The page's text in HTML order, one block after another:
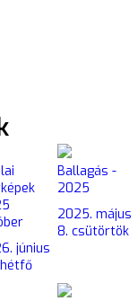
június
Ballagás -
2025
2025. május
8. csütörtök